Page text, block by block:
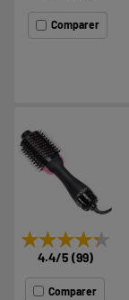
Comparer
★★★★★
★★★★★
4.4/5 (99)
Comparer